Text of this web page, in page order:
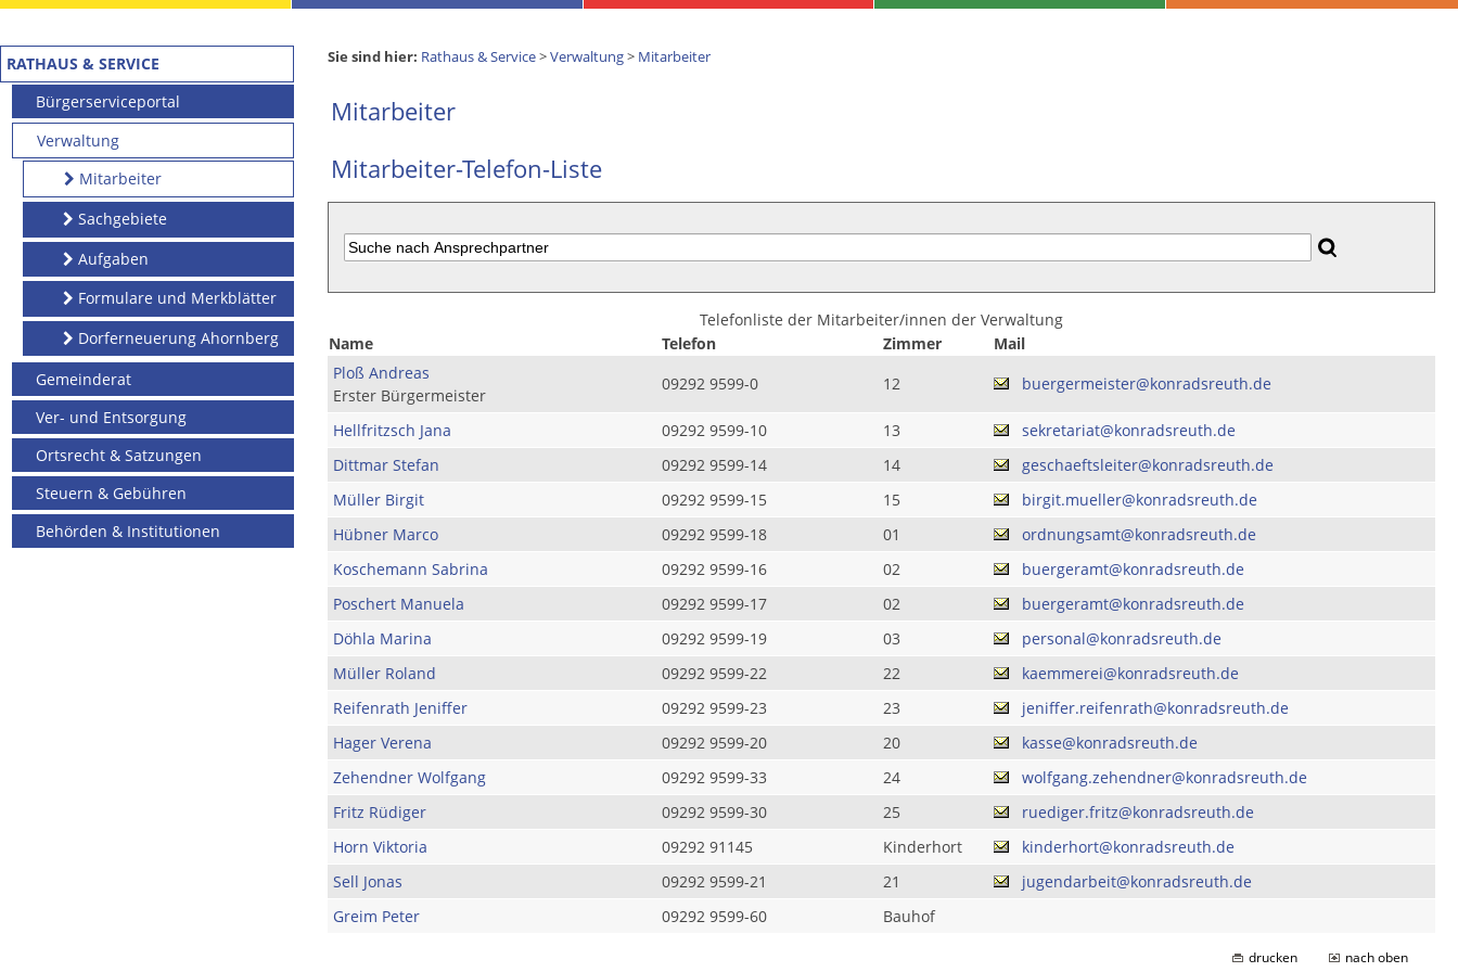
RATHAUS & SERVICE
Bürgerserviceportal
Verwaltung
Mitarbeiter
Sachgebiete
Aufgaben
Formulare und Merkblätter
Dorferneuerung Ahornberg
Gemeinderat
Ver- und Entsorgung
Ortsrecht & Satzungen
Steuern & Gebühren
Behörden & Institutionen
Sie sind hier: Rathaus & Service>Verwaltung> Mitarbeiter
Mitarbeiter
Mitarbeiter-Telefon-Liste
Telefonliste der Mitarbeiter/innen der Verwaltung
Name
Telefon Zimmer
Mail
Ploß Andreas
Erster Bürgermeister
09292 9599-0 12 buergermeister@konradsreuth.de
Hellfritzsch Jana 09292 9599-10 13
sekretariat@konradsreuth.de
Dittmar Stefan
09292 9599-14 14
geschaeftsleiter@konradsreuth.de
Müller Birgit
09292 9599-15 15
birgit.mueller@konradsreuth.de
Hübner Marco
09292 9599-18 01
ordnungsamt@konradsreuth.de
Koschemann Sabrina
09292 9599-16 02
buergeramt@konradsreuth.de
Poschert Manuela
09292 9599-17 02
buergeramt@konradsreuth.de
Döhla Marina
09292 9599-19 03
personal@konradsreuth.de
Müller Roland
09292 9599-22 22
kaemmerei@konradsreuth.de
Reifenrath Jeniffer
09292 9599-23 23
jeniffer.reifenrath@konradsreuth.de
Hager Verena
09292 9599-20 20
kasse@konradsreuth.de
Zehendner Wolfgang
09292 9599-33 24
wolfgang.zehendner@konradsreuth.de
Fritz Rüdiger
09292 9599-30 25
ruediger.fritz@konradsreuth.de
Horn Viktoria
09292 91145 Kinderhort
kinderhort@konradsreuth.de
Sell Jonas
09292 9599-21 21
jugendarbeit@konradsreuth.de
Greim Peter
09292 9599-60 Bauhof
drucken nach oben